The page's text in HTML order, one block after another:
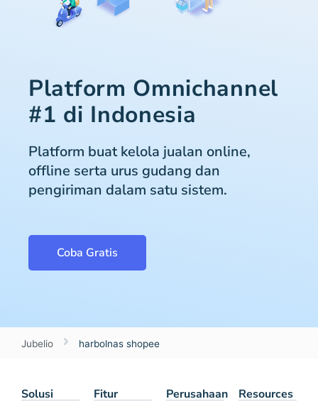
Platform Omnichannel
#1 di Indonesia
Platform buat kelola jualan online,
offline serta urus gudang dan
pengiriman dalam satu sistem.
Coba Gratis
Jubelio harbolnas shopee
Solusi Fitur Perusahaan Resources